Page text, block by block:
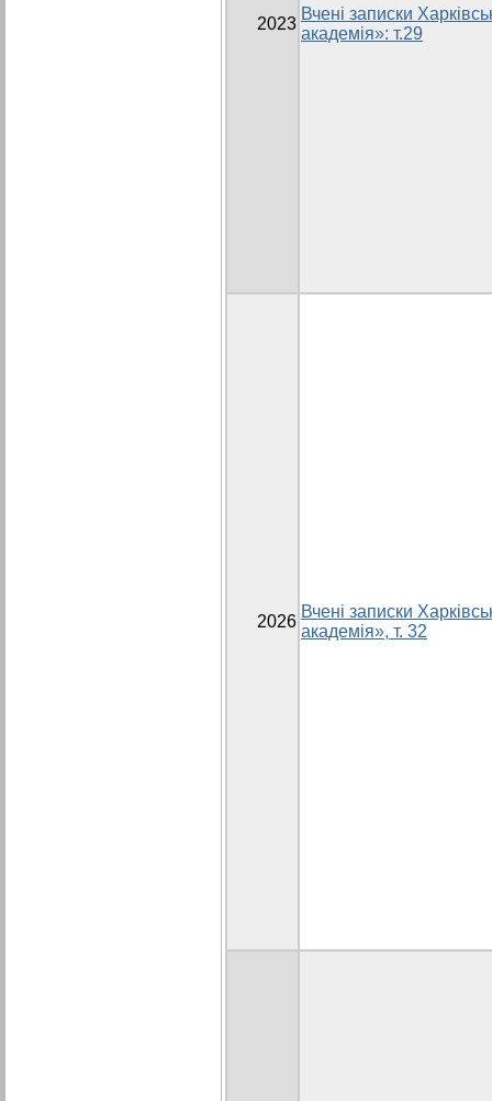
2023
Вчені записки
академія»: т.29
2026
Вчені записки
академія», т. 32